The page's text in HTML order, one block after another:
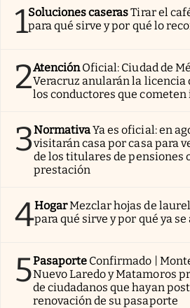
1Soluciones caserasTirar el
para qué sirve y por qué lo
2AtenciónOficial: Ciudad de
Veracruz anularán la licencia
los conductores que
3NormativaYa es oficial: en
visitarán casa por casa para
de los titulares de pensiones
prestación
4HogarMezclar hojas de
para qué sirve y por qué ya
5Pasaporte Confirmado |
Nuevo Laredo y Matamoros
de ciudadanos que hayan
renovación de su pasaporte